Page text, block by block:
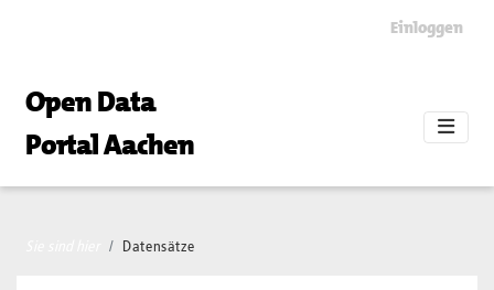
Einloggen
Open Data
Portal Aachen
Datensätze